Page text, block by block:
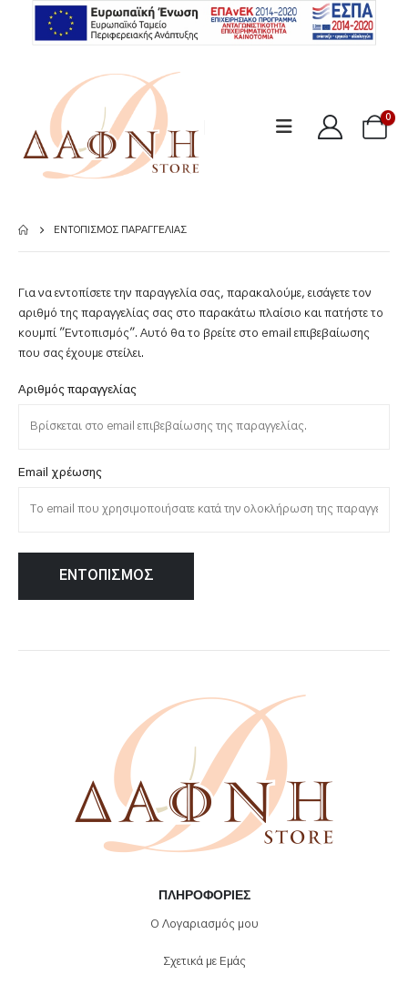
0
ΕΝΤΟΠΙΣΜΌΣ ΠΑΡΑΓΓΕΛΊΑΣ
Για να εντοπίσετε την παραγγελία σας, παρακαλούμε, εισάγετε τον
αριθμό της παραγγελίας σας στο παρακάτω πλαίσιο και πατήστε το
κουμπί "Εντοπισμός". Αυτό θα το βρείτε στο email επιβεβαίωσης
που σας έχουμε στείλει.
Αριθμός παραγγελίας
Email χρέωσης
ΕΝΤΟΠΙΣΜΌΣ
ΠΛΗΡΟΦΟΡΊΕΣ
Ο Λογαριασμός μου
Σχετικά με Εμάς